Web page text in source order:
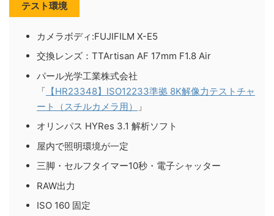
テスト環境
カメラボディ:FUJIFILM X-E5
交換レンズ：TTArtisan AF 17mm F1.8 Air
パール光学工業株式会社
「 【HR23348】ISO12233準拠 8K解像力テストチャ
ート（スチルカメラ用）
」
オリンパス HYRes 3.1 解析ソフト
屋内で照明環境が一定
三脚・セルフタイマー10秒・電子シャッター
RAW出力
ISO 160 固定